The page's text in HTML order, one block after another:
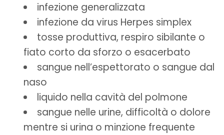
infezione generalizzata
infezione da virus Herpes simplex
tosse produttiva, respiro sibilante o
fiato corto da sforzo o esacerbato
sangue nell’espettorato o sangue dal
naso
liquido nella cavità del polmone
sangue nelle urine, difficoltà o dolore
mentre si urina o minzione frequente